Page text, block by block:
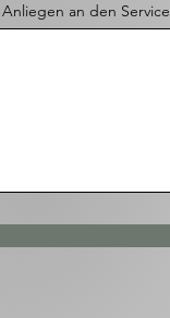
an den Service